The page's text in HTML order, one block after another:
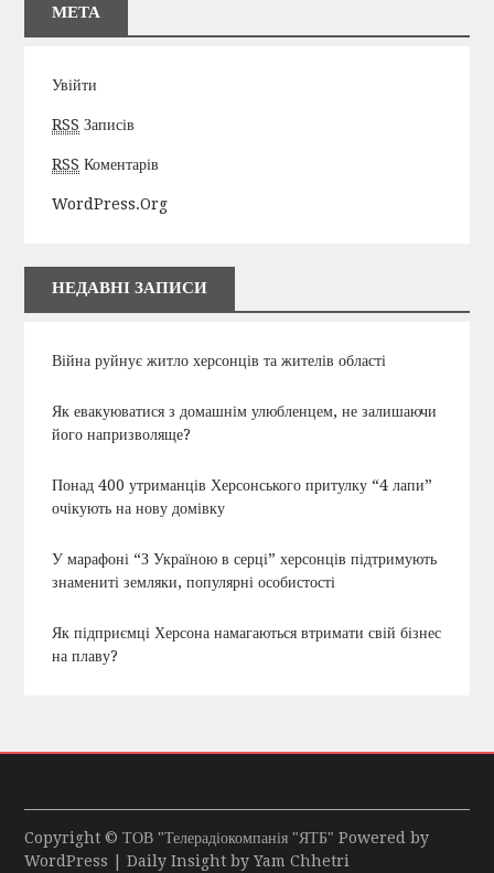
МЕТА
Увійти
RSS Записів
RSS Коментарів
WordPress.org
НЕДАВНІ ЗАПИСИ
Війна руйнує житло херсонців та жителів області
Як евакуюватися з домашнім улюбленцем, не залишаючи
його напризволяще?
Понад 400 утриманців Херсонського притулку “4 лапи”
очікують на нову домівку
У марафоні “З Україною в серці” херсонців підтримують
знамениті земляки, популярні особистості
Як підприємці Херсона намагаються втримати свій бізнес
на плаву?
Copyright © ТОВ "Телерадіокомпанія "ЯТБ" Powered by
WordPress | Daily Insight byYam Chhetri